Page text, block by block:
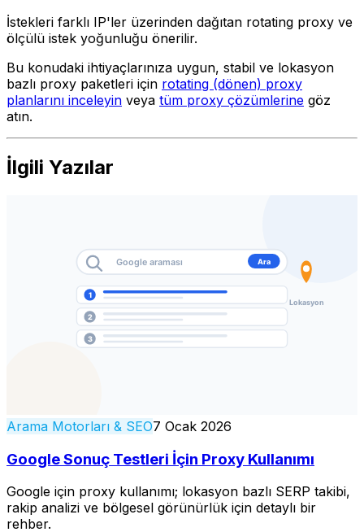
İstekleri farklı IP'ler üzerinden dağıtan rotating proxy ve
ölçülü istek yoğunluğu önerilir.
Bu konudaki ihtiyaçlarınıza uygun, stabil ve lokasyon
bazlı proxy paketleri için rotating (dönen) proxy
planlarını inceleyin veya tüm proxy çözümlerine göz
atın.
İlgili Yazılar
Arama Motorları & SEO7 Ocak 2026
Google Sonuç Testleri İçin Proxy Kullanımı
Google için proxy kullanımı; lokasyon bazlı SERP takibi,
rakip analizi ve bölgesel görünürlük için detaylı bir
rehber.